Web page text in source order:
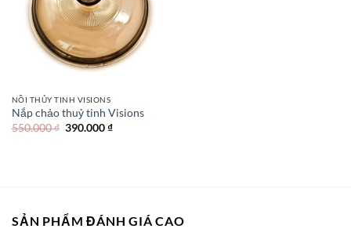
NỒI THỦY TINH VISIONS
Nắp chảo thuỷ tinh Visions
550.000₫ Giá
390.000₫Giá
SẢN PHẨM ĐÁNH GIÁ CAO